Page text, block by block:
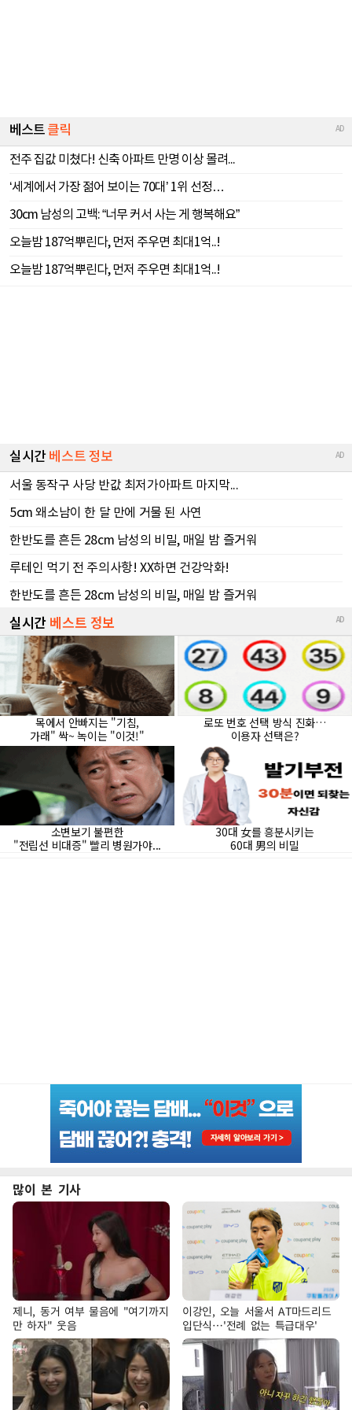
많이 본 기사
제니, 동거 여부 물음에 "여기까지
만 하자" 웃음
이강인, 오늘 서울서 AT마드리드
입단식…'전례 없는 특급대우'